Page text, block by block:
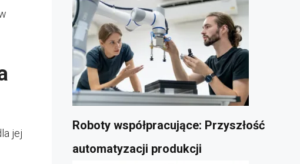
jej
Roboty współpracujące: Przyszłość
automatyzacji produkcji